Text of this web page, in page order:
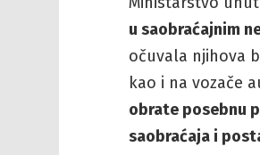
u saobraćajnim
očuvala njihova
kao i na vozače
obrate posebnu
saobraćaja i